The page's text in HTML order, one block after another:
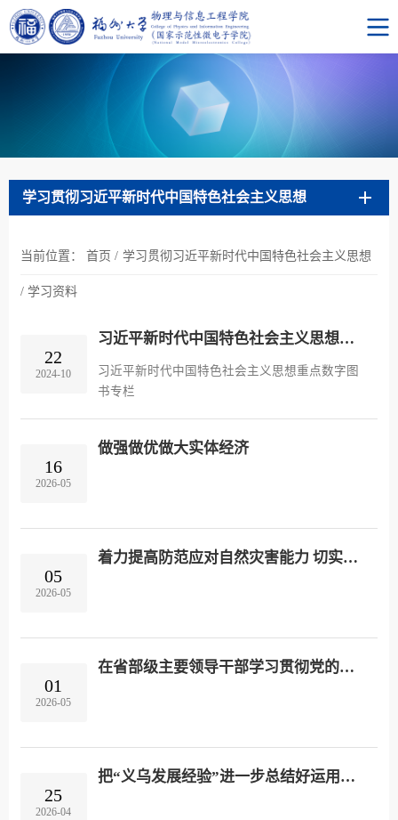
学习贯彻习近平新时代中国特色社会主义思想
当前位置： 首页 / 学习贯彻习近平新时代中国特色社会主义思想
/ 学习资料
22
2024-10
习近平新时代中国特色社会主义思想重点数字图书专栏
习近平新时代中国特色社会主义思想重点数字图
书专栏
16
2026-05
做强做优做大实体经济
05
2026-05
着力提高防范应对自然灾害能力 切实维护人民群众生命财产安全
01
2026-05
在省部级主要领导干部学习贯彻党的二十届四中全会精神专题研讨班上的讲话
25
2026-04
把“义乌发展经验”进一步总结好运用好 探索走出符合各自实际的高质量发展之路